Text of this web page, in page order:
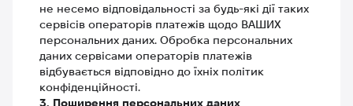
не несемо відповідальності за будь-які дії таких
сервісів операторів платежів щодо ВАШИХ
персональних даних. Обробка персональних
даних сервісами операторів платежів
відбувається відповідно до їхніх політик
конфіденційності.
3. Поширення персональних даних